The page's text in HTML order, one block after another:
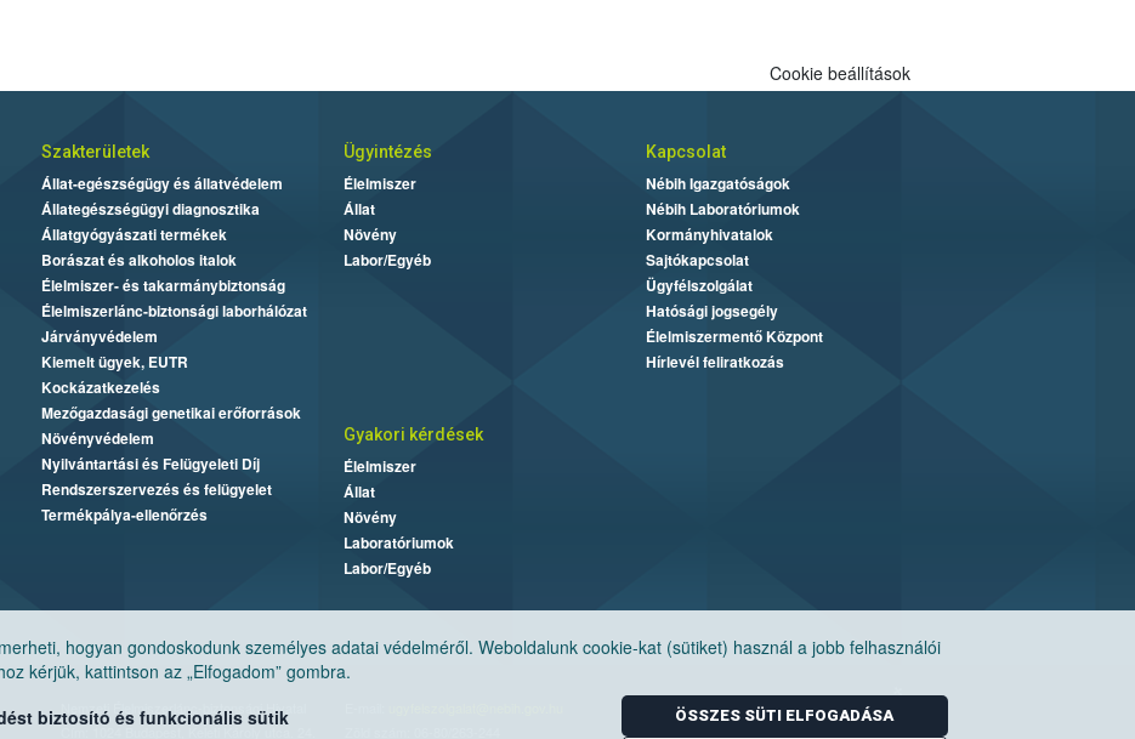
hogyan gondoskodunk személyes adatai védelméről. Weboldalunk cookie-kat (sütiket) használ a jobb felhasználói
kérjük, kattintson az „Elfogadom” gombra.
biztosító és funkcionális sütik ÖSSZES SÜTI ELFOGADÁSA
Cookie beállítások
Szakterületek
Állat-egészségügy és állatvédelem
Állategészségügyi diagnosztika
Állatgyógyászati termékek
Borászat és alkoholos italok
Élelmiszer- és takarmánybiztonság
Élelmiszerlánc-biztonsági laborhálózat
Járványvédelem
Kiemelt ügyek, EUTR
Kockázatkezelés
Mezőgazdasági genetikai erőforrások
Növényvédelem
Nyilvántartási és Felügyeleti Díj
Rendszerszervezés és felügyelet
Termékpálya-ellenőrzés
Ügyintézés
Élelmiszer
Állat
Növény
Labor/Egyéb
Kapcsolat
Nébih Igazgatóságok
Nébih Laboratóriumok
Kormányhivatalok
Sajtókapcsolat
Ügyfélszolgálat
Hatósági jogsegély
Élelmiszermentő Központ
Hírlevél feliratkozás
Gyakori kérdések
Élelmiszer
Állat
Növény
Laboratóriumok
Labor/Egyéb
Nemzeti Élelmiszerlánc-biztonsági Hivatal